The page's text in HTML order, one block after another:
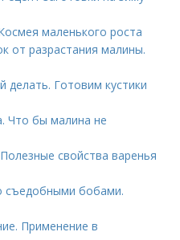
маленького роста
от разрастания малины.
делать. Готовим кустики
Что бы малина не
свойства варенья
съедобными бобами.
Применение в